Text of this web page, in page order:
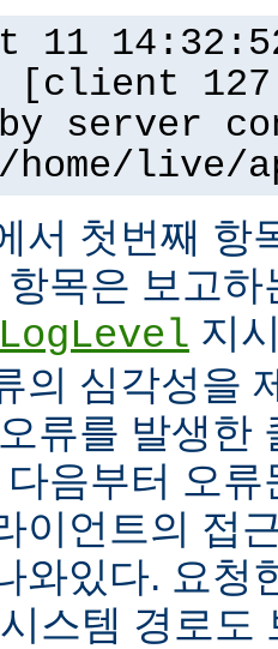
11
[client
server
home/live/
서 첫번째 항
목은 보고
LogLevel 지
의 심각성을
류를 발생한
음부터 오
이언트의 접
와있다. 요청
스템 경로도